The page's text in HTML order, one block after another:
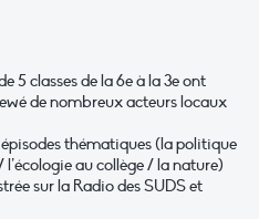
5 classes de la 6e à la 3e ont
de nombreux acteurs locaux
thématiques (la politique
au collège / la nature)
sur la Radio des SUDS et